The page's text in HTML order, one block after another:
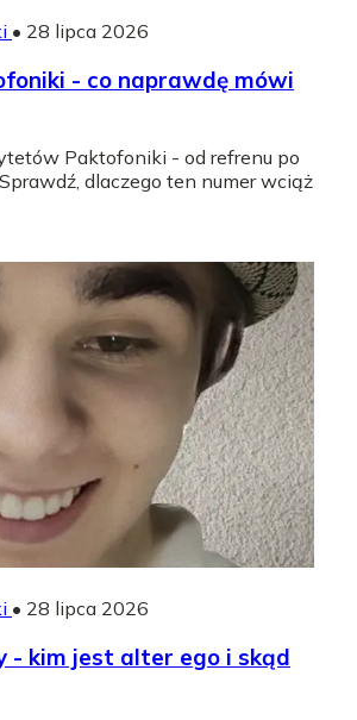
• 28 lipca 2026
- co naprawdę mówi
Paktofoniki - od refrenu po
dlaczego ten numer wciąż
• 28 lipca 2026
- kim jest alter ego i skąd